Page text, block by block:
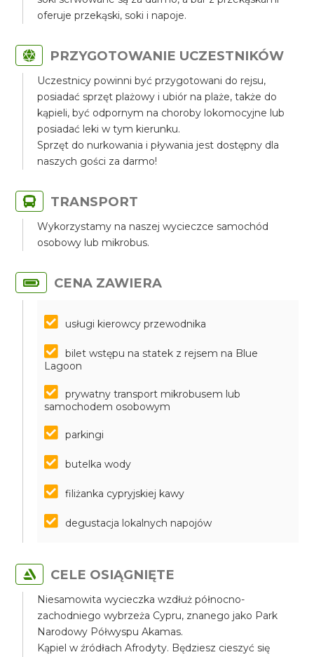
oferuje przekąski, soki i napoje.
PRZYGOTOWANIE UCZESTNIKÓW
Uczestnicy powinni być przygotowani do rejsu,
posiadać sprzęt plażowy i ubiór na plaże, także do
kąpieli, być odpornym na choroby lokomocyjne lub
posiadać leki w tym kierunku.
Sprzęt do nurkowania i pływania jest dostępny dla
naszych gości za darmo!
TRANSPORT
Wykorzystamy na naszej wycieczce samochód
osobowy lub mikrobus.
CENA ZAWIERA
usługi kierowcy przewodnika
bilet wstępu na statek z rejsem na Blue
Lagoon
prywatny transport mikrobusem lub
samochodem osobowym
parkingi
butelka wody
filiżanka cypryjskiej kawy
degustacja lokalnych napojów
CELE OSIĄGNIĘTE
Niesamowita wycieczka wzdłuż północno-
zachodniego wybrzeża Cypru, znanego jako Park
Narodowy Półwyspu Akamas.
Kąpiel w źródłach Afrodyty. Będziesz cieszyć się